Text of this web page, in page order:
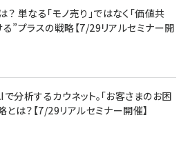
単なる「モノ売り」ではなく「価値共
”プラスの戦略【7/29リアルセミナー開
分析するカウネット。「お客さまのお困
とは？【7/29リアルセミナー開催】